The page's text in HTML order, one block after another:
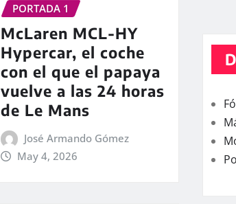
PORTADA 1
McLaren MCL-HY
Hypercar, el coche
con el que el papaya
vuelve a las 24 horas
de Le Mans
José Armando Gómez
May 4, 2026